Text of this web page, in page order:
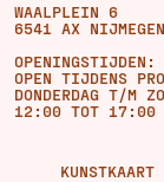
WAALPLEIN 6
6541 AX NIJMEGEN
OPENINGSTIJDEN:
OPEN TIJDENS
DONDERDAG T/M
12:00 TOT 17:00
KUNSTKAART